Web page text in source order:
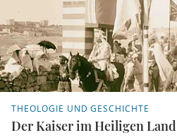
THEOLOGIE UND GESCHICHTE
Der Kaiser im Heiligen Land